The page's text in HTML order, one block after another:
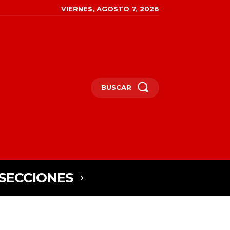
VIERNES, AGOSTO 7, 2026
BUSCAR